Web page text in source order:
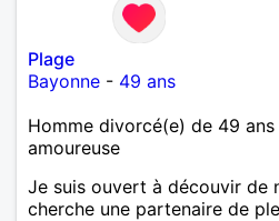
Plage
Bayonne - 49 ans
Homme divorcé(e) de 49
amoureuse
Je suis ouvert à découvir de
cherche une partenaire de